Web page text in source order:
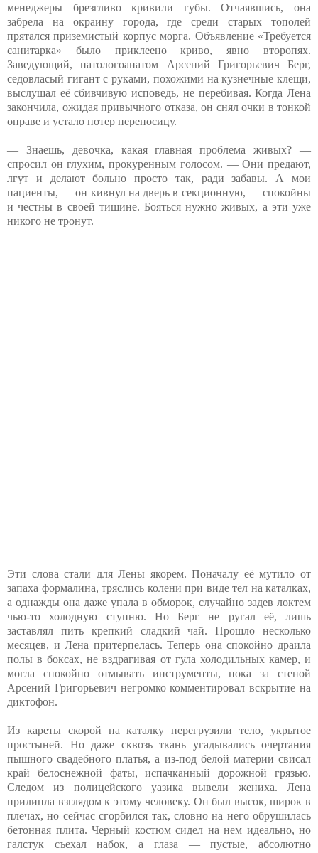
менеджеры брезгливо кривили губы. Отчаявшись, она
забрела на окраину города, где среди старых тополей
прятался приземистый корпус морга. Объявление «Требуется
санитарка» было приклеено криво, явно второпях.
Заведующий, патологоанатом Арсений Григорьевич Берг,
седовласый гигант с руками, похожими на кузнечные клещи,
выслушал её сбивчивую исповедь, не перебивая. Когда Лена
закончила, ожидая привычного отказа, он снял очки в тонкой
оправе и устало потер переносицу.
— Знаешь, девочка, какая главная проблема живых? —
спросил он глухим, прокуренным голосом. — Они предают,
лгут и делают больно просто так, ради забавы. А мои
пациенты, — он кивнул на дверь в секционную, — спокойны
и честны в своей тишине. Бояться нужно живых, а эти уже
никого не тронут.
Эти слова стали для Лены якорем. Поначалу её мутило от
запаха формалина, тряслись колени при виде тел на каталках,
а однажды она даже упала в обморок, случайно задев локтем
чью-то холодную ступню. Но Берг не ругал её, лишь
заставлял пить крепкий сладкий чай. Прошло несколько
месяцев, и Лена притерпелась. Теперь она спокойно драила
полы в боксах, не вздрагивая от гула холодильных камер, и
могла спокойно отмывать инструменты, пока за стеной
Арсений Григорьевич негромко комментировал вскрытие на
диктофон.
Из кареты скорой на каталку перегрузили тело, укрытое
простыней. Но даже сквозь ткань угадывались очертания
пышного свадебного платья, а из-под белой материи свисал
край белоснежной фаты, испачканный дорожной грязью.
Следом из полицейского уазика вывели жениха. Лена
прилипла взглядом к этому человеку. Он был высок, широк в
плечах, но сейчас сгорбился так, словно на него обрушилась
бетонная плита. Черный костюм сидел на нем идеально, но
галстук съехал набок, а глаза — пустые, абсолютно